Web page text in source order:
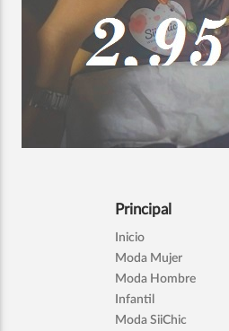
Principal
Inicio
Moda Mujer
Moda Hombre
Infantil
Moda SiiChic